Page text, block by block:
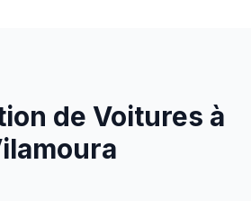
de Voitures à